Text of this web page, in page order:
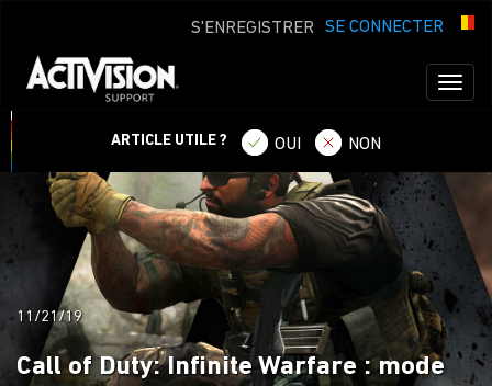
SE CONNECTER
S'ENREGISTRER
ARTICLE UTILE ? OUI NON
11/21/19
Call of Duty: Infinite Warfare : mode